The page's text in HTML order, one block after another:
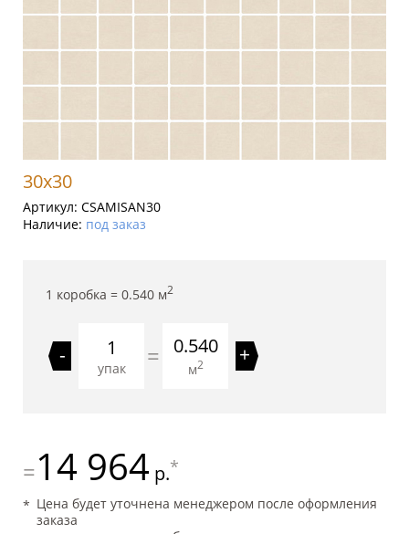
30x30
Артикул: CSAMISAN30
Наличие: под заказ
1 коробка = 0.540 м2
-
упак = 0.540
м2 +
=14 964 р.*
Цена будет уточнена менеджером после оформления
заказа